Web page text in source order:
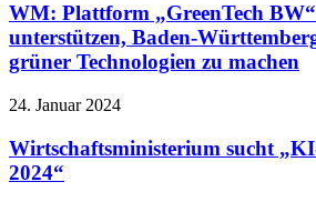
WM: Plattform „GreenTech
unterstützen, Baden-
grüner Technologien zu machen
24. Januar 2024
Wirtschaftsministerium sucht
2024“